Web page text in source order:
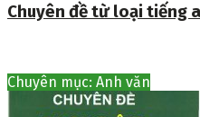
Chuyên đề từ loại tiếng
Chuyên mục: Anh văn